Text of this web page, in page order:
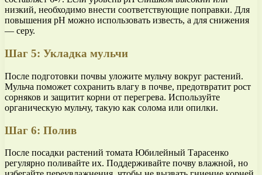
низкий, необходимо внести соответствующие поправки. Для
повышения pH можно использовать известь, а для снижения
— серу.
Шаг 5: Укладка мульчи
После подготовки почвы уложите мульчу вокруг растений.
Мульча поможет сохранить влагу в почве, предотвратит рост
сорняков и защитит корни от перегрева. Используйте
органическую мульчу, такую как солома или опилки.
Шаг 6: Полив
После посадки растений томата Юбилейный Тарасенко
регулярно поливайте их. Поддерживайте почву влажной, но